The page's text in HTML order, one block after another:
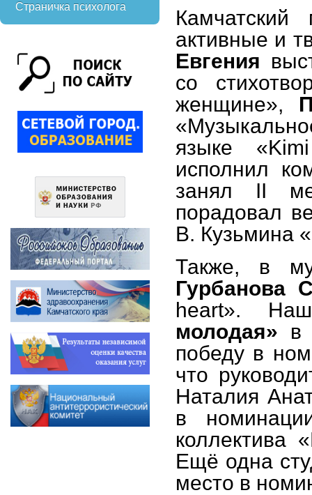
Страничка психолога
Камчатский
активные и
Евгения
со
женщине»,
языке
исполнил
занял II
порадовал
В. Кузьмина
Также, в
Гурбанова
heart».
молодая» в
победу в
что
Наталия
в
коллектива
Ещё одна
место в